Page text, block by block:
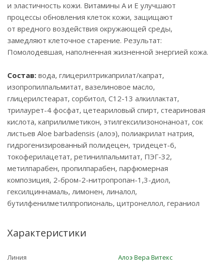
и эластичность кожи. Витамины А и Е улучшают
процессы обновления клеток кожи, защищают
от вредного воздействия окружающей среды,
замедляют клеточное старение. Результат:
Помолодевшая, наполненная жизненной энергией кожа.
Состав: вода, глицерилтрикаприлат/капрат,
изопропилпальмитат, вазелиновое масло,
глицерилстеарат, сорбитол, C12-13 алкиллактат,
трилаурет-4 фосфат, цетеариловый спирт, стеариновая
кислота, каприлилметикон, этилгексилизононаноат, сок
листьев Aloe barbadensis (алоэ), полиакрилат натрия,
гидрогенизированный полидецен, тридецет-6,
токоферилацетат, ретинилпальмитат, ПЭГ-32,
метилпарабен, пропилпарабен, парфюмерная
композиция, 2-бром-2-нитропропан-1,3-диол,
гексилциннамаль, лимонен, линалол,
бутилфенилметилпропиональ, цитронеллол, гераниол
Характеристики
Линия
Алоэ Вера Витекс